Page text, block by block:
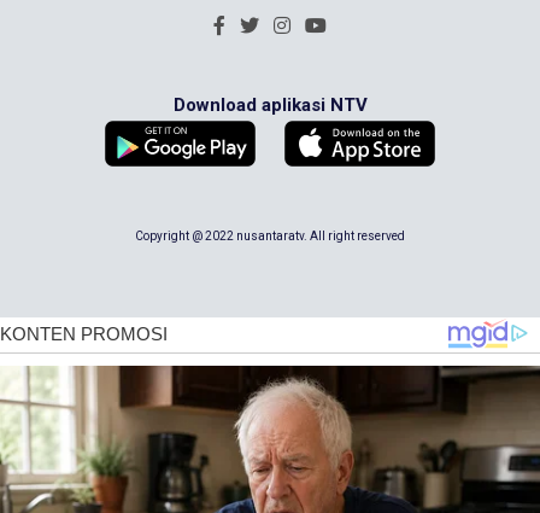
Download aplikasi NTV
Copyright @ 2022 nusantaratv. All right reserved